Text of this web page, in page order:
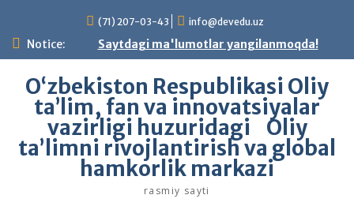
content
(71) 207-03-43 info@devedu.uz
Notice: Saytdagi ma'lumotlar yangilanmoqda!
Oʻzbekiston Respublikasi Oliy
ta’lim, fan va innovatsiyalar
vazirligi huzuridagi Oliy
taʼlimni rivojlantirish va global
hamkorlik markazi
rasmiy sayti